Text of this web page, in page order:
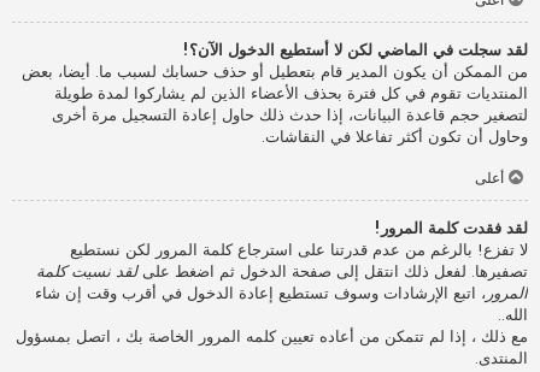
لقد سجلت في الماضي لكن لا أستطيع الدخول الآن؟!
من الممكن أن يكون المدير قام بتعطيل أو حذف حسابك لسبب ما. أيضا، بعض
المنتديات تقوم في كل فترة بحذف الأعضاء الذين لم يشاركوا لمدة طويلة
لتصغير حجم قاعدة البيانات، إذا حدث ذلك حاول إعادة التسجيل مرة أخرى
وحاول أن تكون أكثر تفاعلا في النقاشات.
أعلى
لقد فقدت كلمة المرور!
لا تفزع! بالرغم من عدم قدرتنا على استرجاع كلمة المرور لكن نستطيع
تصفيرها. لفعل ذلك انتقل إلى صفحة الدخول ثم اضغط علىلقد نسيت كلمة
المرور ، اتبع الإرشادات وسوف تستطيع إعادة الدخول في أقرب وقت إن شاء
الله..
مع ذلك ، إذا لم تتمكن من أعاده تعيين كلمه المرور الخاصة بك ، اتصل بمسؤول
المنتدى.